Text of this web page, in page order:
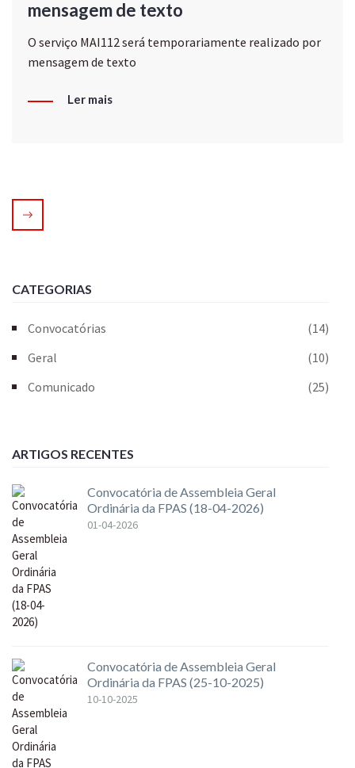
mensagem de texto
O serviço MAI112 será temporariamente realizado por
mensagem de texto
Ler mais
CATEGORIAS
Convocatórias
(14)
Geral
(10)
Comunicado
(25)
ARTIGOS RECENTES
Convocatória de Assembleia Geral
Ordinária da FPAS (18-04-2026)
01-04-2026
Convocatória de Assembleia Geral
Ordinária da FPAS (25-10-2025)
10-10-2025